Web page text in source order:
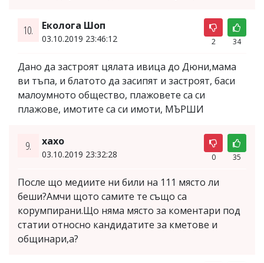
10. Еколога Шоп
03.10.2019 23:46:12 2 34
Дано да застроят цялата ивица до Дюни,мама
ви тъпа, и блатото да засипят и застроят, баси
малоумното общество, плажовете са си
плажове, имотите са си имоти, МЪРШИ
9. хахо
03.10.2019 23:32:28 0 35
После що медиите ни били на 111 място ли
беши?Амчи щото самите те също са
корумпирани.Що няма място за коментари под
статии относно кандидатите за кметове и
общинари,а?